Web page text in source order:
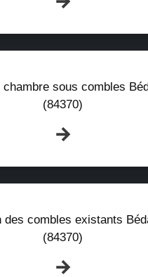
chambre sous combles
(84370)
des combles existants
(84370)